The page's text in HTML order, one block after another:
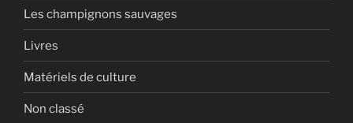
Les champignons sauvages
Livres
Matériels de culture
Non classé